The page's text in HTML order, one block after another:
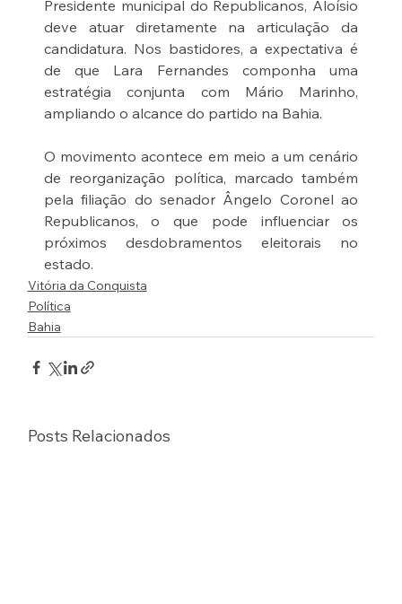
Presidente municipal do Republicanos, Aloísio
deve atuar diretamente na articulação da
candidatura. Nos bastidores, a expectativa é
de que Lara Fernandes componha uma
estratégia conjunta com Mário Marinho,
ampliando o alcance do partido na Bahia.
O movimento acontece em meio a um cenário
de reorganização política, marcado também
pela filiação do senador Ângelo Coronel ao
Republicanos, o que pode influenciar os
próximos desdobramentos eleitorais no
estado.
Vitória da Conquista
Política
Bahia
Posts Relacionados